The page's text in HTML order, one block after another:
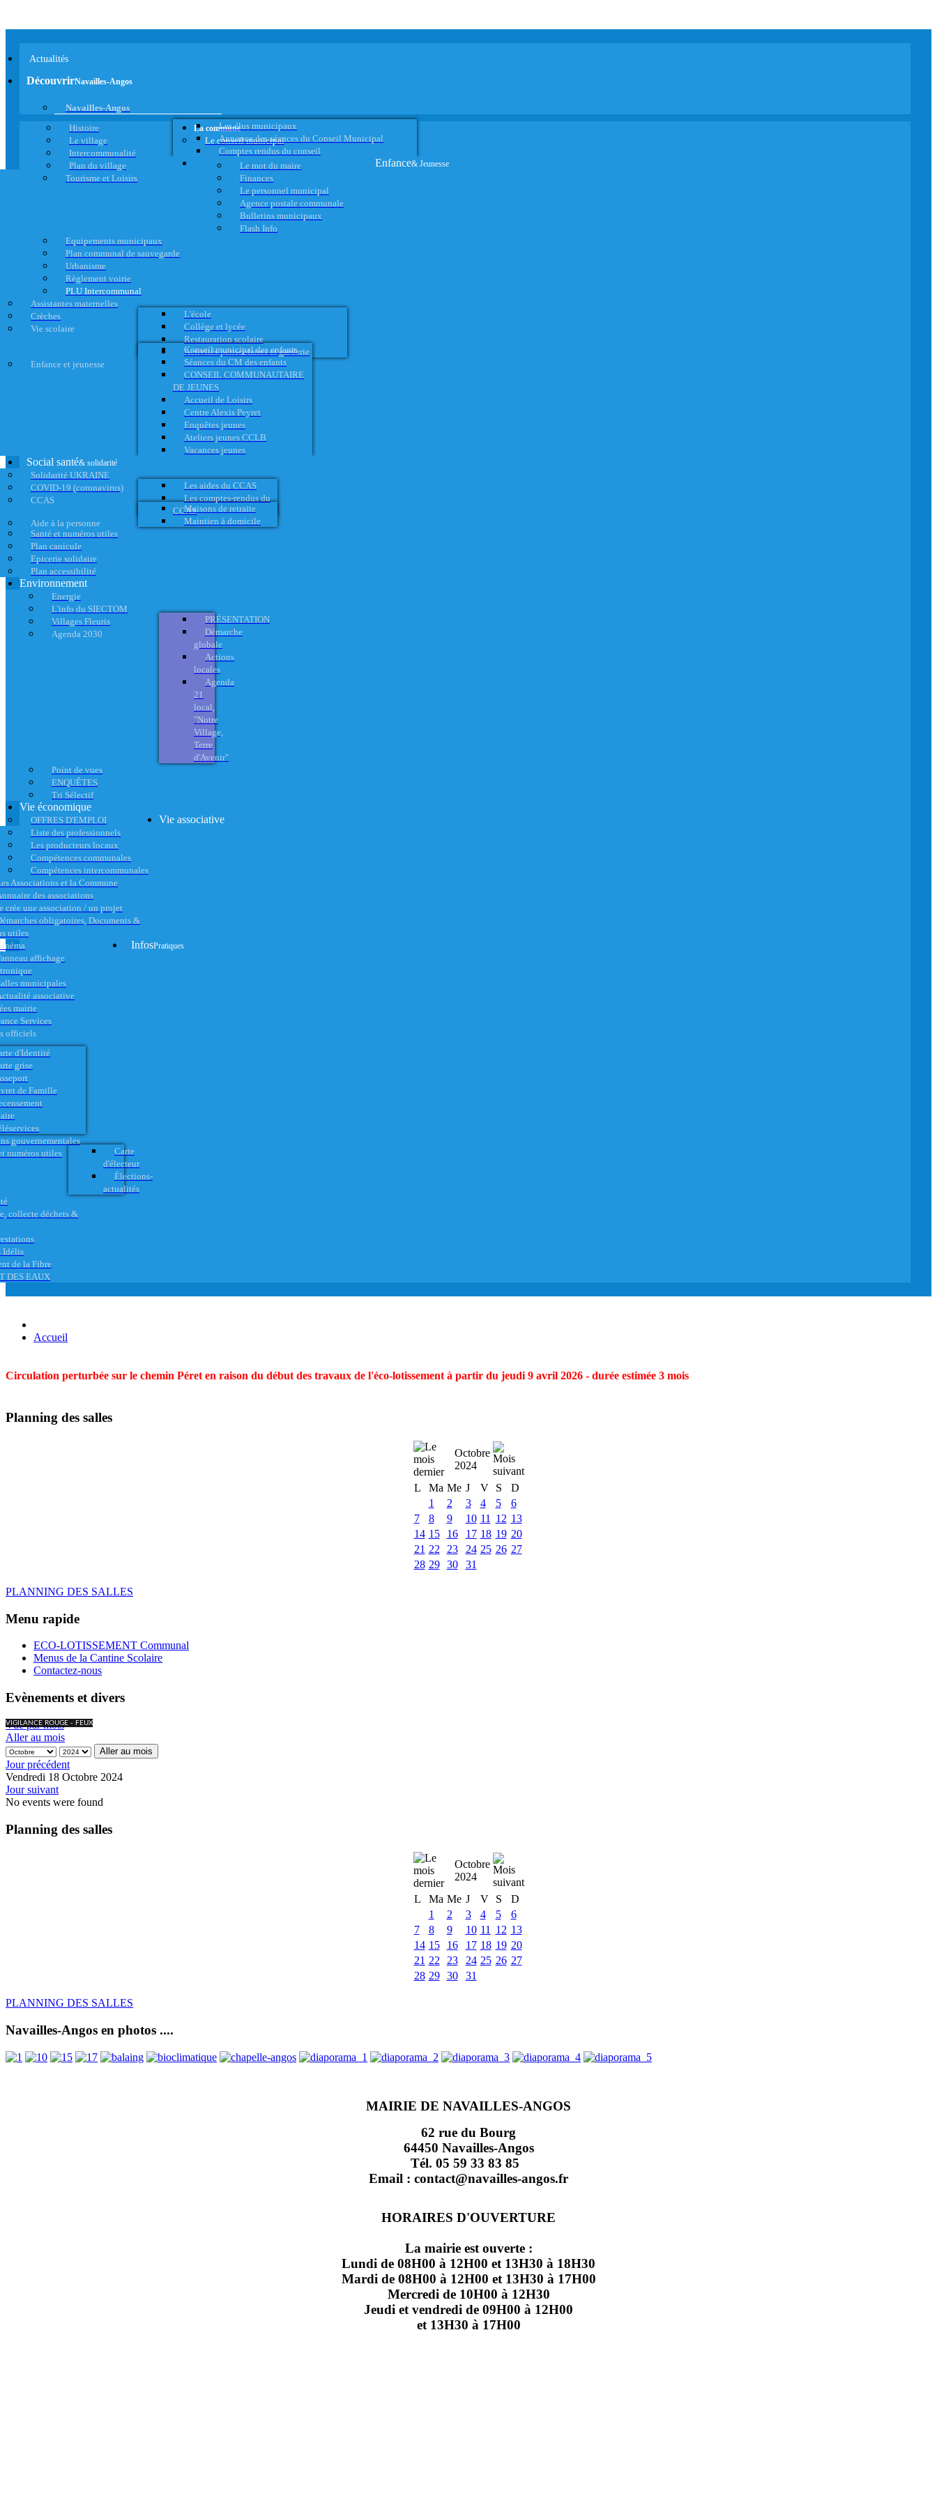
Actualités
DécouvrirNavailles-Angos
Navailles-Angos
Histoire
Le village
Intercommunalité
Plan du village
Tourisme et Loisirs
La commune
Le conseil municipal
Les élus municipaux
Annonce des séances du Conseil Municipal
Comptes rendus du conseil
Le mot du maire
Finances
Le personnel municipal
Agence postale communale
Bulletins municipaux
Flash Info
Equipements municipaux
Plan communal de sauvegarde
Urbanisme
Règlement voirie
PLU Intercommunal
Enfance& Jeunesse
Assistantes maternelles
Crèches
Vie scolaire
L'école
Collège et lycée
Restauration scolaire
Activités périscolaires et garderie
Enfance et jeunesse
Conseil municipal des enfants
Séances du CM des enfants
CONSEIL COMMUNAUTAIRE
DE JEUNES
Accueil de Loisirs
Centre Alexis Peyret
Enquêtes jeunes
Ateliers jeunes CCLB
Vacances jeunes
Social santé& solidarité
Solidarité UKRAINE
COVID-19 (coronavirus)
CCAS
Les aides du CCAS
Les comptes-rendus du
CCAS
Aide à la personne
Maisons de retraite
Maintien à domicile
Santé et numéros utiles
Plan canicule
Epicerie solidaire
Plan accessibilité
Environnement
Energie
L'info du SIECTOM
Villages Fleuris
Agenda 2030
PRÉSENTATION
Démarche
globale
Actions
locales
Agenda
21
local,
"Notre
Village,
Terre
d'Avenir"
Point de vues
ENQUÊTES
Tri Sélectif
Vie économique
OFFRES D'EMPLOI
Liste des professionnels
Les producteurs locaux
Compétences communales
Compétences intercommunales
Vie associative
Associations et la Commune
des associations
crée une association / un projet
obligatoires, Documents &
utiles
affichage
municipales
associative
InfosPratiques
mairie
Services
officiels
d'Identité
grise
de Famille
gouvernementales
numéros utiles
Carte
d'électeur
Élections-
actualités
collecte déchets &
Idélis
de la Fibre
DES EAUX
Accueil
Circulation perturbée sur le chemin Péret en raison du début des travaux de l'éco-lotissement à partir du jeudi 9 avril 2026 - durée estimée 3 mois
Planning des salles
Octobre
2024
L
Ma Me J V S
D
1
2 3 4 5
6
7
8 9 10 11 12 13
14 15 16 17 18 19 20
21 22 23 24 25 26 27
28 29 30 31
PLANNING DES SALLES
Menu rapide
ECO-LOTISSEMENT Communal
Menus de la Cantine Scolaire
Contactez-nous
Evènements et divers
VIGILANCE ROUGE - FEUX
Vue par mois
Aller au mois
Aller au mois
Jour précédent
Vendredi 18 Octobre 2024
Jour suivant
No events were found
Planning des salles
Octobre
2024
L
Ma Me J V S
D
1
2 3 4 5
6
7
8 9 10 11 12 13
14 15 16 17 18 19 20
21 22 23 24 25 26 27
28 29 30 31
PLANNING DES SALLES
Navailles-Angos en photos ....
MAIRIE DE NAVAILLES-ANGOS
62 rue du Bourg
64450 Navailles-Angos
Tél. 05 59 33 83 85
Email : contact@navailles-angos.fr
HORAIRES D'OUVERTURE
La mairie est ouverte :
Lundi de 08H00 à 12H00 et 13H30 à 18H30
Mardi de 08H00 à 12H00 et 13H30 à 17H00
Mercredi de 10H00 à 12H30
Jeudi et vendredi de 09H00 à 12H00
et 13H30 à 17H00